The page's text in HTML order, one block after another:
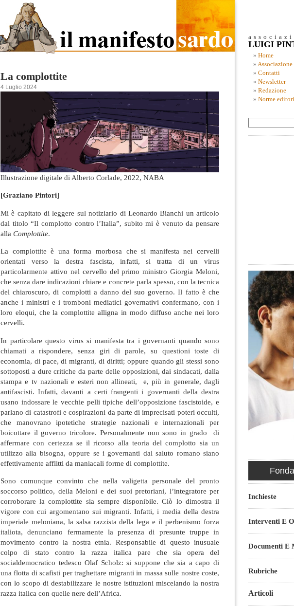
La complottite
4 Luglio 2024
Illustrazione digitale di Alberto Corlade, 2022, NABA
[Graziano Pintori]
Mi è capitato di leggere sul notiziario di Leonardo Bianchi un articolo
dal titolo “Il complotto contro l’Italia”, subito mi è venuto da pensare
alla Complottite.
La complottite è una forma morbosa che si manifesta nei cervelli
orientati verso la destra fascista, infatti, si tratta di un virus
particolarmente attivo nel cervello del primo ministro Giorgia Meloni,
che senza dare indicazioni chiare e concrete parla spesso, con la tecnica
del chiaroscuro, di complotti a danno del suo governo. Il fatto è che
anche i ministri e i tromboni mediatici governativi confermano, con i
loro eloqui, che la complottite alligna in modo diffuso anche nei loro
cervelli.
In particolare questo virus si manifesta tra i governanti quando sono
chiamati a rispondere, senza giri di parole, su questioni toste di
economia, di pace, di migranti, di diritti; oppure quando gli stessi sono
sottoposti a dure critiche da parte delle opposizioni, dai sindacati, dalla
stampa e tv nazionali e esteri non allineati, e, più in generale, dagli
antifascisti. Infatti, davanti a certi frangenti i governanti della destra
usano indossare le vecchie pelli tipiche dell’opposizione fascistoide, e
parlano di catastrofi e cospirazioni da parte di imprecisati poteri occulti,
che manovrano ipotetiche strategie nazionali e internazionali per
boicottare il governo tricolore. Personalmente non sono in grado di
affermare con certezza se il ricorso alla teoria del complotto sia un
utilizzo alla bisogna, oppure se i governanti dal saluto romano siano
effettivamente afflitti da maniacali forme di complottite.
Sono comunque convinto che nella valigetta personale del pronto
soccorso politico, della Meloni e dei suoi pretoriani, l’integratore per
corroborare la complottite sia sempre disponibile. Ciò lo dimostra il
vigore con cui argomentano sui migranti. Infatti, i media della destra
imperiale meloniana, la salsa razzista della lega e il perbenismo forza
italiota, denunciano fermamente la presenza di presunte truppe in
movimento contro la nostra etnia. Responsabile di questo inusuale
colpo di stato contro la razza italica pare che sia opera del
socialdemocratico tedesco Olaf Scholz: si suppone che sia a capo di
una flotta di scafisti per traghettare migranti in massa sulle nostre coste,
con lo scopo di destabilizzare le nostre istituzioni miscelando la nostra
razza italica con quelle nere dell’Africa.
LUIGI
Home
Associazione
Contatti
Newsletter
Redazione
Norme
Inchieste
Interventi E
Documenti E
Rubriche
Articoli